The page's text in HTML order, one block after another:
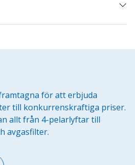
för att erbjuda
till konkurrenskraftiga priser.
allt från 4-pelarlyftar till
avgasfilter.